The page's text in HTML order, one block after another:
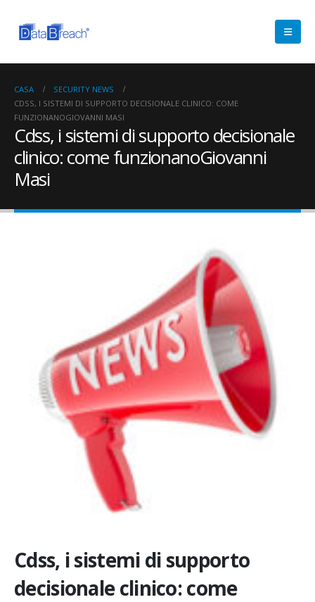
CASA
SECURITY NEWS
CDSS, I SISTEMI DI SUPPORTO DECISIONALE CLINICO: COME
FUNZIONANOGIOVANNI MASI
Cdss, i sistemi di supporto decisionale
clinico: come funzionanoGiovanni
Masi
Cdss, i sistemi di supporto
decisionale clinico: come